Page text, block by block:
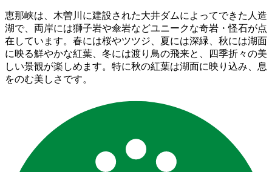
恵那峡は、木曽川に建設された大井ダムによってできた人造
湖で、両岸には獅子岩や傘岩などユニークな奇岩・怪石が点
在しています。春には桜やツツジ、夏には深緑、秋には湖面
に映る鮮やかな紅葉、冬には渡り鳥の飛来と、四季折々の美
しい景観が楽しめます。特に秋の紅葉は湖面に映り込み、息
をのむ美しさです。